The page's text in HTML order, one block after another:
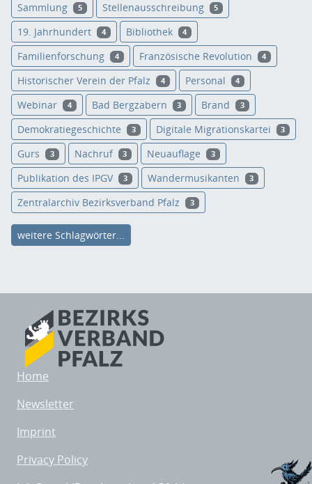
Sammlung 5 Stellenausschreibung 5
19. Jahrhundert 4 Bibliothek 4
Familienforschung 4 Französische Revolution 4
Historischer Verein der Pfalz 4 Personal 4
Webinar 4 Bad Bergzabern 3 Brand 3
Demokratiegeschichte 3 Digitale Migrationskartei 3
Gurs 3 Nachruf 3 Neuauflage 3
Publikation des IPGV 3 Wandermusikanten 3
Zentralarchiv Bezirksverband Pfalz 3
weitere Schlagwörter...
Home
Newsletter
Imprint
Privacy Policy